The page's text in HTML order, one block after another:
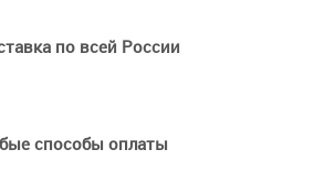
по всей России
способы оплаты